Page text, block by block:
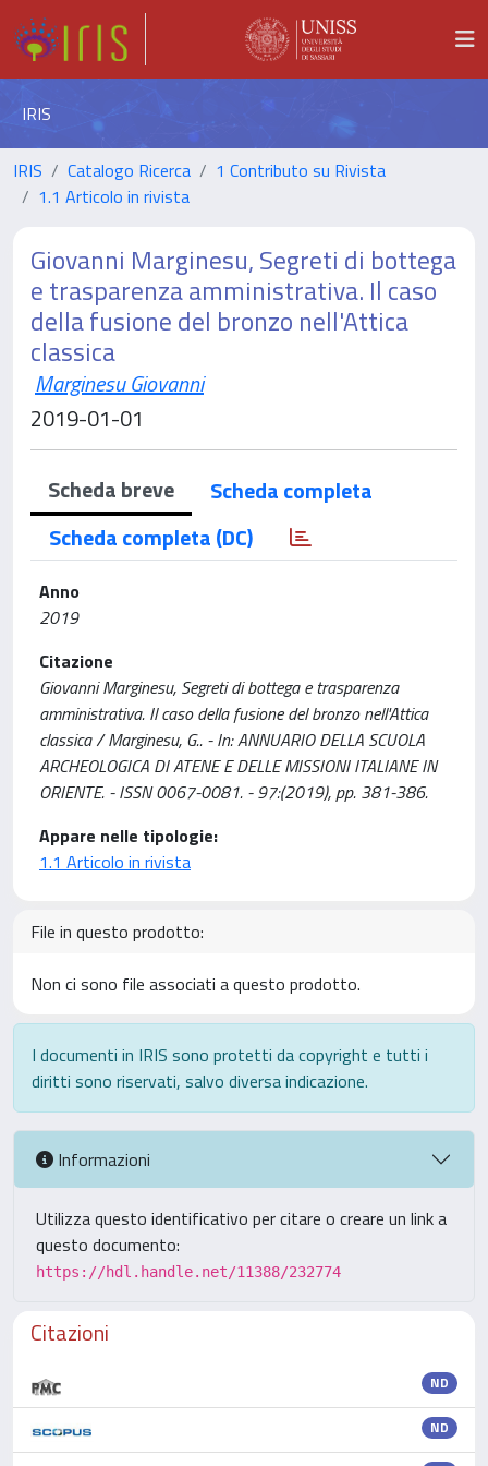
IRIS
IRIS Catalogo Ricerca
1 Contributo su Rivista
1.1 Articolo in rivista
Giovanni Marginesu, Segreti di bottega
e trasparenza amministrativa. Il caso
della fusione del bronzo nell'Attica
classica
Marginesu Giovanni
2019-01-01
Scheda breve
Scheda completa
Scheda completa (DC)
Anno
2019
Citazione
Giovanni Marginesu, Segreti di bottega e trasparenza
amministrativa. Il caso della fusione del bronzo nell'Attica
classica / Marginesu, G.. - In: ANNUARIO DELLA SCUOLA
ARCHEOLOGICA DI ATENE E DELLE MISSIONI ITALIANE IN
ORIENTE. - ISSN 0067-0081. - 97:(2019), pp. 381-386.
Appare nelle tipologie:
1.1 Articolo in rivista
File in questo prodotto:
Non ci sono file associati a questo prodotto.
I documenti in IRIS sono protetti da copyright e tutti i
diritti sono riservati, salvo diversa indicazione.
Informazioni
Utilizza questo identificativo per citare o creare un link a
questo documento:
https://hdl.handle.net/11388/232774
Citazioni
ND
ND